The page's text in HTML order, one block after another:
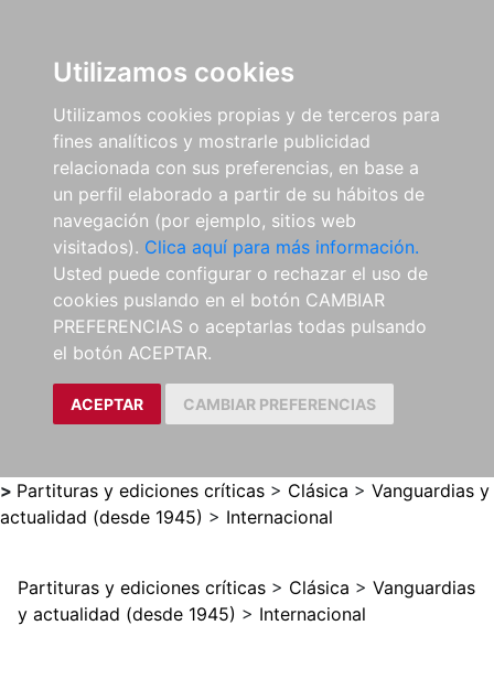
Utilizamos cookies
Utilizamos cookies propias y de terceros para
fines analíticos y mostrarle publicidad
relacionada con sus preferencias, en base a
un perfil elaborado a partir de su hábitos de
navegación (por ejemplo, sitios web
visitados). Clica aquí para más información.
Usted puede configurar o rechazar el uso de
cookies puslando en el botón CAMBIAR
PREFERENCIAS o aceptarlas todas pulsando
el botón ACEPTAR.
ACEPTAR CAMBIAR PREFERENCIAS
> Partituras y ediciones críticas > Clásica > Vanguardias y
actualidad (desde 1945) > Internacional
Partituras y ediciones críticas > Clásica > Vanguardias
y actualidad (desde 1945) > Internacional